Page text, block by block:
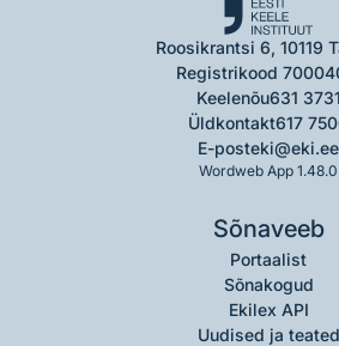
Roosikrantsi 6, 10119
Registrikood
Keelenõu631 3731
Üldkontakt617
E-posteki@eki.ee
Wordweb App 1.48.0
Sõnaveeb
Portaalist
Sõnakogud
Ekilex API
Uudised ja teated